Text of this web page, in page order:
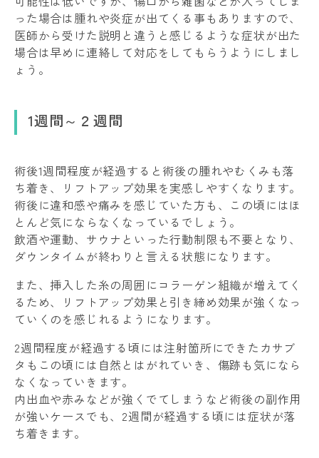
った場合は腫れや炎症が出てくる事もありますので、
医師から受けた説明と違うと感じるような症状が出た
場合は早めに連絡して対応をしてもらうようにしまし
ょう。
1週間～２週間
術後1週間程度が経過すると術後の腫れやむくみも落
ち着き、リフトアップ効果を実感しやすくなります。
術後に違和感や痛みを感じていた方も、この頃にはほ
とんど気にならなくなっているでしょう。
飲酒や運動、サウナといった行動制限も不要となり、
ダウンタイムが終わりと言える状態になります。
また、挿入した糸の周囲にコラーゲン組織が増えてく
るため、リフトアップ効果と引き締め効果が強くなっ
ていくのを感じれるようになります。
2週間程度が経過する頃には注射箇所にできたカサブ
タもこの頃には自然とはがれていき、傷跡も気になら
なくなっていきます。
内出血や赤みなどが強くでてしまうなど術後の副作用
が強いケースでも、2週間が経過する頃には症状が落
ち着きます。